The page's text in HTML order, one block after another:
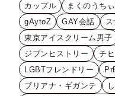
カップル
まくのうち
gAytoZ
GAY会話
東京アイスクリーム男子
ジブンヒストリー
チ
LGBTフレンドリー
ブリアナ・ギガンテ